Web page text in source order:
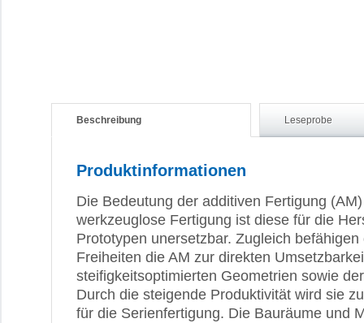
Beschreibung Leseprobe
Produktinformationen
Die Bedeutung der additiven Fertigung
werkzeuglose Fertigung ist diese für die
Prototypen unersetzbar. Zugleich
Freiheiten die AM zur direkten
steifigkeitsoptimierten Geometrien sowie
Durch die steigende Produktivität wird sie
für die Serienfertigung. Die Bauräume und